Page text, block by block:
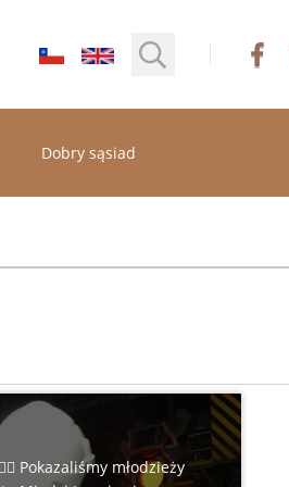
Dobry sąsiad
Pokazaliśmy młodzieży